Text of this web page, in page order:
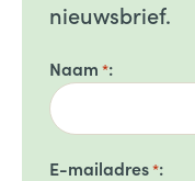
nieuwsbrief.
Naam *
E-mailadres*